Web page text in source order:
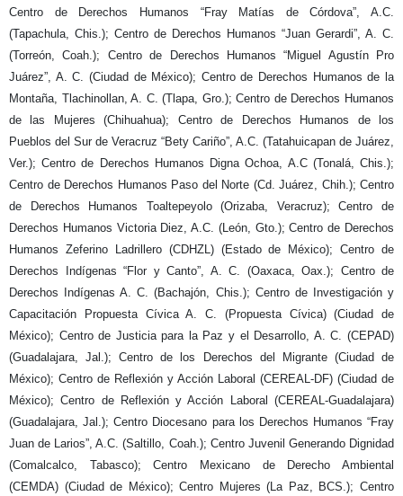
Centro de Derechos Humanos “Fray Matías de Córdova”, A.C.
(Tapachula, Chis.); Centro de Derechos Humanos “Juan Gerardi”, A. C.
(Torreón, Coah.); Centro de Derechos Humanos “Miguel Agustín Pro
Juárez”, A. C. (Ciudad de México); Centro de Derechos Humanos de la
Montaña, Tlachinollan, A. C. (Tlapa, Gro.); Centro de Derechos Humanos
de las Mujeres (Chihuahua); Centro de Derechos Humanos de los
Pueblos del Sur de Veracruz “Bety Cariño”, A.C. (Tatahuicapan de Juárez,
Ver.); Centro de Derechos Humanos Digna Ochoa, A.C (Tonalá, Chis.);
Centro de Derechos Humanos Paso del Norte (Cd. Juárez, Chih.); Centro
de Derechos Humanos Toaltepeyolo (Orizaba, Veracruz); Centro de
Derechos Humanos Victoria Diez, A.C. (León, Gto.); Centro de Derechos
Humanos Zeferino Ladrillero (CDHZL) (Estado de México); Centro de
Derechos Indígenas “Flor y Canto”, A. C. (Oaxaca, Oax.); Centro de
Derechos Indígenas A. C. (Bachajón, Chis.); Centro de Investigación y
Capacitación Propuesta Cívica A. C. (Propuesta Cívica) (Ciudad de
México); Centro de Justicia para la Paz y el Desarrollo, A. C. (CEPAD)
(Guadalajara, Jal.); Centro de los Derechos del Migrante (Ciudad de
México); Centro de Reflexión y Acción Laboral (CEREAL-DF) (Ciudad de
México); Centro de Reflexión y Acción Laboral (CEREAL-Guadalajara)
(Guadalajara, Jal.); Centro Diocesano para los Derechos Humanos “Fray
Juan de Larios”, A.C. (Saltillo, Coah.); Centro Juvenil Generando Dignidad
(Comalcalco, Tabasco); Centro Mexicano de Derecho Ambiental
(CEMDA) (Ciudad de México); Centro Mujeres (La Paz, BCS.); Centro